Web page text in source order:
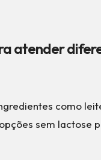
atender
como
sem lactose